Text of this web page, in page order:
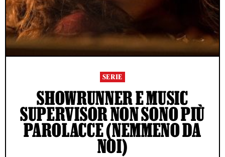
SERIE
SHOWRUNNER E MUSIC
SUPERVISOR NON SONO PIÙ
PAROLACCE (NEMMENO DA
NOI)